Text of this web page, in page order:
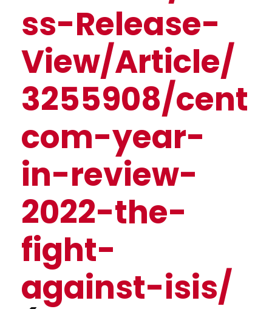
ss-Release-
View/Article/
3255908/cent
com-year-
in-review-
2022-the-
fight-
against-isis/